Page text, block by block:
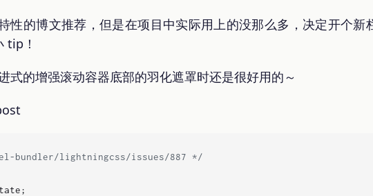
性的博文推荐，但是在项目中实际用上的没那么多，决定开个新
tip！
式的增强滚动容器底部的羽化遮罩时还是很好用的～
bundler/lightningcss/issues/887 */
;